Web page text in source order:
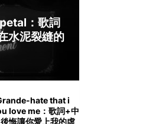
：歌詞
水泥裂縫的
hate that i
love me：歌詞+中
悔讓你愛上我的虛